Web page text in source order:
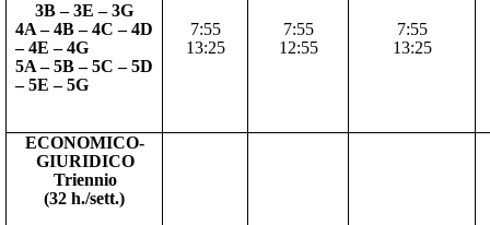
3B – 3E – 3G
4A – 4B – 4C – 4D
– 4E – 4G
5A – 5B – 5C – 5D
– 5E – 5G
7:55
13:25
7:55
12:55
7:55
13:25
ECONOMICO-
GIURIDICO
Triennio
(32 h./sett.)